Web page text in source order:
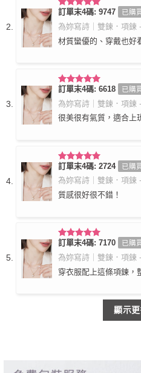
評分5滿
分 5
訂單末4碼: 9747 已購
為妳寫詩｜雙鍊．項鍊
材質蠻優的、穿戴也好
評分5滿
分 5
訂單末4碼: 6618 已購
為妳寫詩｜雙鍊．項鍊
很美很有氣質，適合上
評分5滿
分 5
訂單末4碼: 2724 已購
為妳寫詩｜雙鍊．項鍊
質感很好很不錯！
評分5滿
分 5
訂單末4碼: 7170 已購
為妳寫詩｜雙鍊．項鍊
穿衣服配上這條項鍊，
顯示